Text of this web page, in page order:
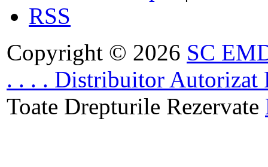
RSS
Copyright © 2026 SC
. . . . Distribuitor Autorizat
Toate Drepturile Rezervate